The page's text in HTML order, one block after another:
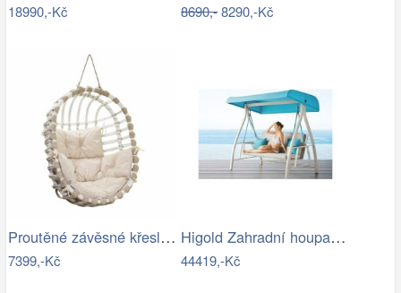
18990,-Kč 8690,-8290,-Kč
Proutěné závěsné křeslo Lena, bílý rám…
7399,-Kč
Higold Zahradní houpačka HIGOLD Nofi…
44419,-Kč